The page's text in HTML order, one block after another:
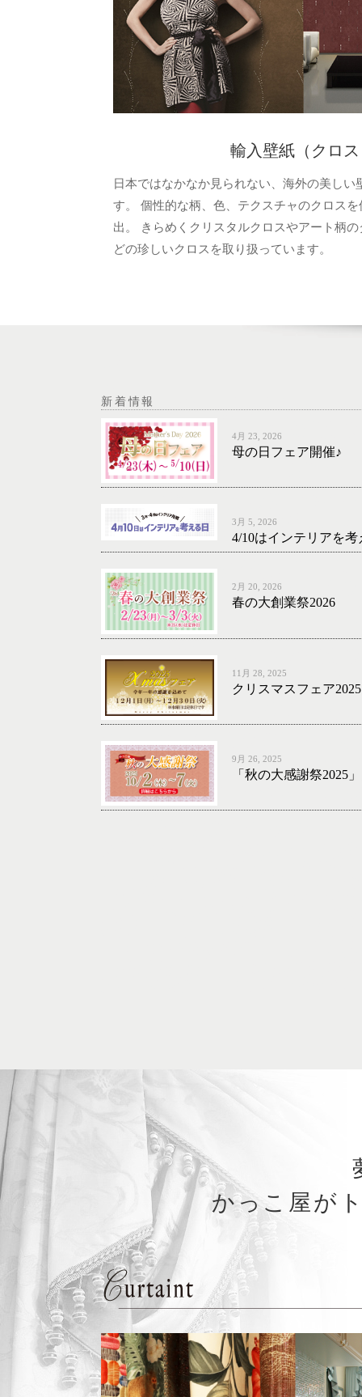
輸入壁紙（クロ
日本ではなかなか見られない、海外の美しい
す。 個性的な柄、色、テクスチャのクロス
出。 きらめくクリスタルクロスやアート柄
どの珍しいクロスを取り扱っています。
新着情報
4月 23, 2026
母の日フェア開催♪
3月 5, 2026
4/10はインテリアを考
2月 20, 2026
春の大創業祭2026
11月 28, 2025
クリスマスフェア2025
9月 26, 2025
「秋の大感謝祭2025
かっこ屋が